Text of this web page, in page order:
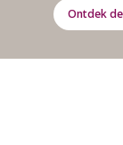
Ontdek